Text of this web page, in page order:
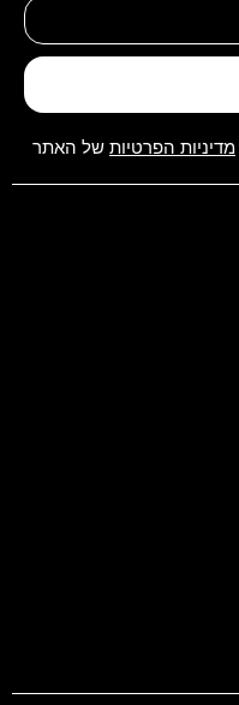
מדיניות הפרטיות של האתר